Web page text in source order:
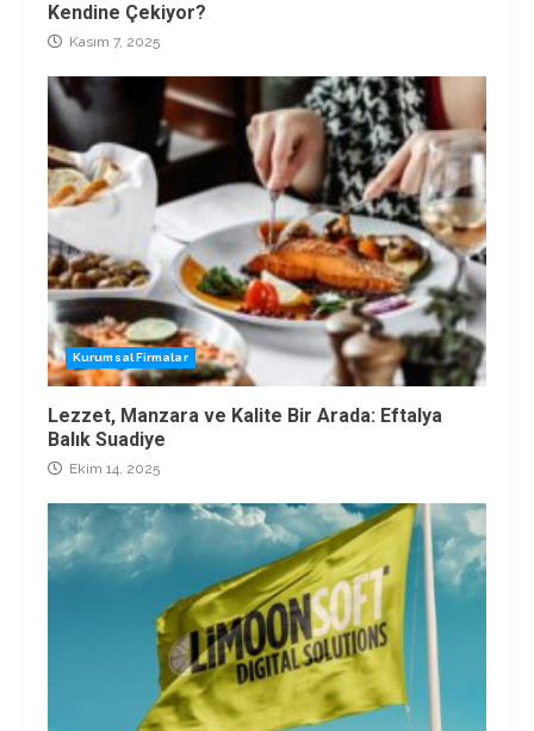
Kendine Çekiyor?
Kasım 7, 2025
Kurumsal Firmalar
Lezzet, Manzara ve Kalite Bir Arada: Eftalya
Balık Suadiye
Ekim 14, 2025